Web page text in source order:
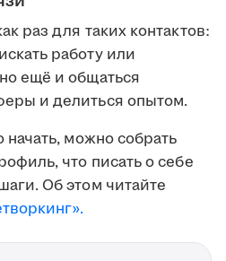
раз для таких контактов:
работу или
ещё и общаться
и делиться опытом.
начать, можно собрать
что писать о себе
Об этом читайте